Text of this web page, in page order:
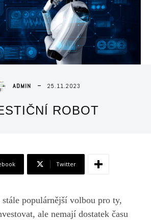
ADMIN 25.11.2023
ROBOT
Twitter
stále populárnější volbou pro ty,
ale nemají dostatek času